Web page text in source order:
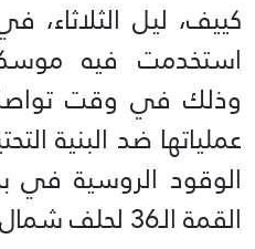
كييف، ليل
استخدمت فيه
وذلك في وقت تواصل
عملياتها ضد البنية
الوقود الروسية في
القمة الـ36 لحلف شمال الأطلسي (ال